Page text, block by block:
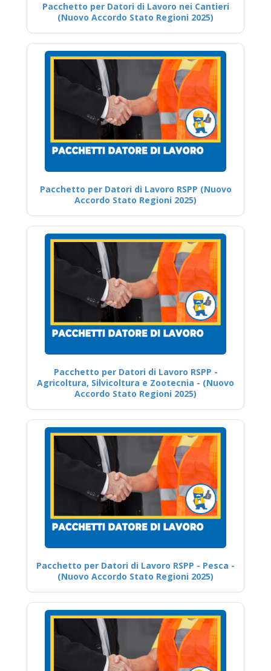
Pacchetto per Datori di Lavoro nei Cantieri
(Nuovo Accordo Stato Regioni 2025)
Pacchetto per Datori di Lavoro RSPP (Nuovo
Accordo Stato Regioni 2025)
Pacchetto per Datori di Lavoro RSPP -
Agricoltura, Silvicoltura e Zootecnia - (Nuovo
Accordo Stato Regioni 2025)
Pacchetto per Datori di Lavoro RSPP - Pesca -
(Nuovo Accordo Stato Regioni 2025)